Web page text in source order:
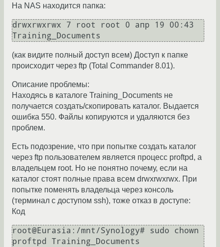
На NAS находится папка:
drwxrwxrwx 7 root root 0 апр 19 00:43
Training_Documents
(как видите полный доступ всем) Доступ к папке
происходит через ftp (Total Commander 8.01).
Описание проблемы:
Находясь в каталоге Training_Documents не
получается создать/скопировать каталог. Выдается
ошибка 550. Файлы копируются и удаляются без
проблем.
Есть подозрение, что при попытке создать каталог
через ftp пользователем является процесс proftpd, а
владельцем root. Но не понятно почему, если на
каталог стоят полные права всем drwxrwxrwx. При
попытке поменять владельца через консоль
(терминал с доступом ssh), тоже отказ в доступе:
Код
root@Eurasia:/mnt/Synology# sudo chown
proftpd Training_Documents